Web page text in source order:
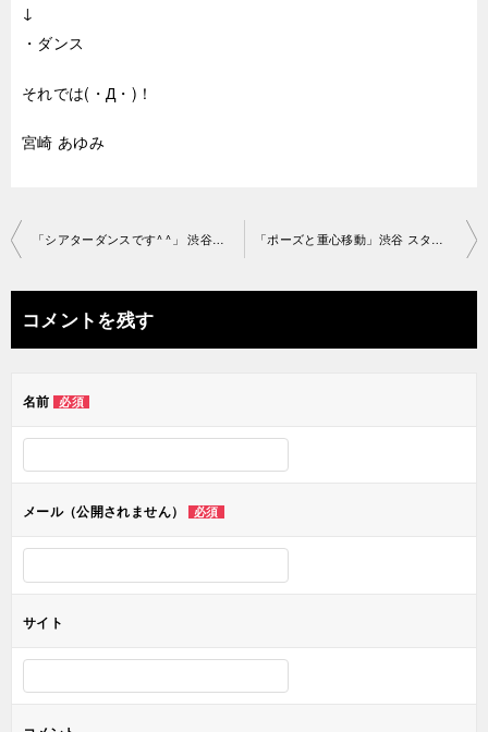
↓
・ダンス
それでは(・Д・)！
宮崎 あゆみ
投
ナ
ビ
ー
ン
「シアターダンスです^ ^」 渋谷スタジオ2018-10-14-no0006-1131
コメントを残す
名前 必須
メール（公開されません） 必須
サイト